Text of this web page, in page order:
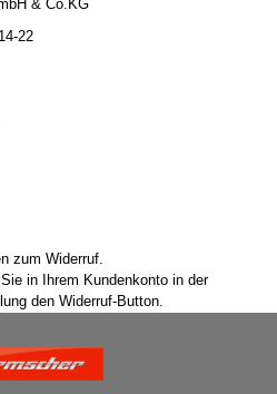
& Co.KG
22
zum Widerruf.
in Ihrem Kundenkonto in der
den Widerruf-Button.